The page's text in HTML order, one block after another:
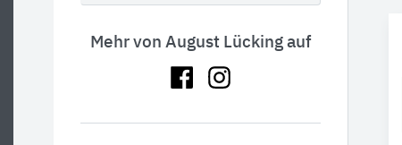
Mehr von August Lücking auf